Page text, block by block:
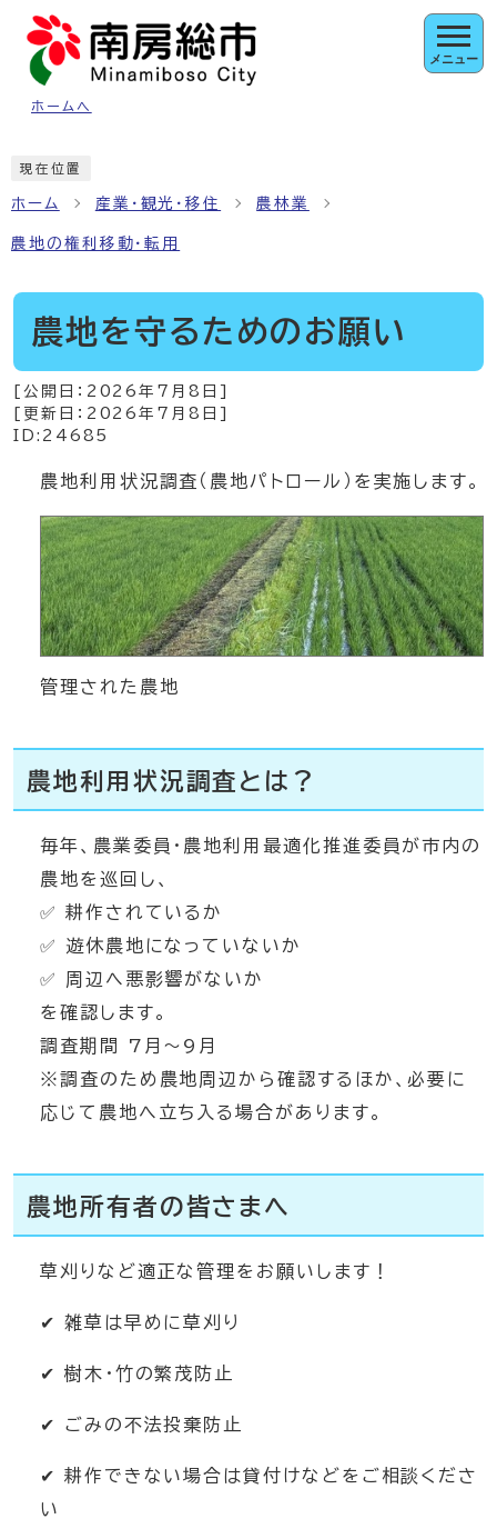
ページの先頭です
ホームへ
メニュー
現在位置
ホーム 産業・観光・移住 農林業
農地の権利移動・転用
農地を守るためのお願い
[公開日： 2026年7月8日
[更新日： 2026年7月8日
ID:24685
農地利用状況調査（農地パトロール）を実施します。
管理された農地
農地利用状況調査とは？
毎年、農業委員・農地利用最適化推進委員が市内の
農地を巡回し、
✅ 耕作されているか
✅ 遊休農地になっていないか
✅ 周辺へ悪影響がないか
を確認します。
調査期間 7月～9月
※調査のため農地周辺から確認するほか、必要に
応じて農地へ立ち入る場合があります。
農地所有者の皆さまへ
草刈りなど適正な管理をお願いします！
✔ 雑草は早めに草刈り
✔ 樹木・竹の繁茂防止
✔ ごみの不法投棄防止
✔ 耕作できない場合は貸付けなどをご相談くださ
い